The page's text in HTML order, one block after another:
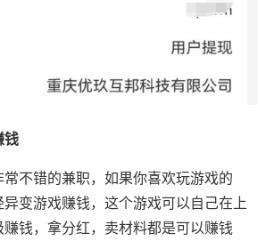
钱
不错的兼职，如果你喜欢玩游戏的
变游戏赚钱，这个游戏可以自己在上
钱，拿分红，卖材料都是可以赚钱